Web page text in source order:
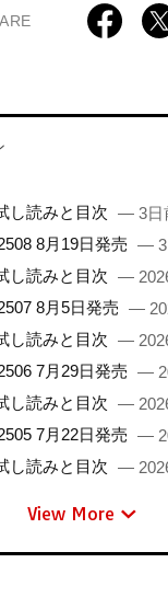
し読みと目次 — 3日
8月19日発売 — 3
し読みと目次 —
8月5日発売 —
し読みと目次 —
7月29日発売 —
し読みと目次 —
7月22日発売 —
し読みと目次 —
View More